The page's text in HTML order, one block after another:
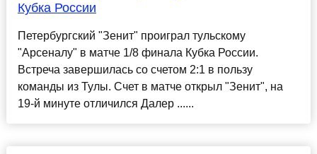
Кубка России
Петербургский "Зенит" проиграл тульскому
"Арсеналу" в матче 1/8 финала Кубка России.
Встреча завершилась со счетом 2:1 в пользу
команды из Тулы. Счет в матче открыл "Зенит", на
19-й минуте отличился Далер ......